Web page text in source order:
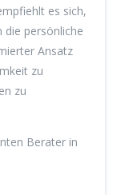
es sich,
die persönliche
Ansatz
zu
zu
Berater in